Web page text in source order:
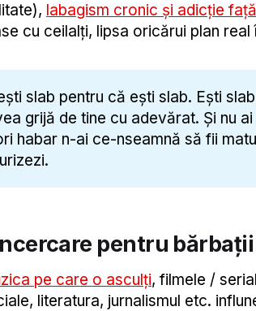
labagism cronic și adicție
cu ceilalți, lipsa oricărui plan real
slab pentru că ești slab. Ești
grijă de tine cu adevărat. Și nu
habar n-ai ce-nseamnă să fii
pentru
pe care o asculți, filmele /
literatura, jurnalismul etc.